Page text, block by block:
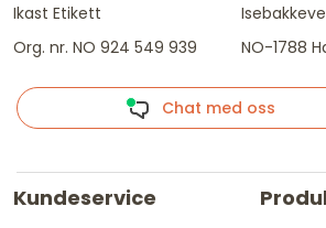
Ikast Etikett
Org. nr. NO 924 549 939
NO-1788
Chat med oss
Kundeservice